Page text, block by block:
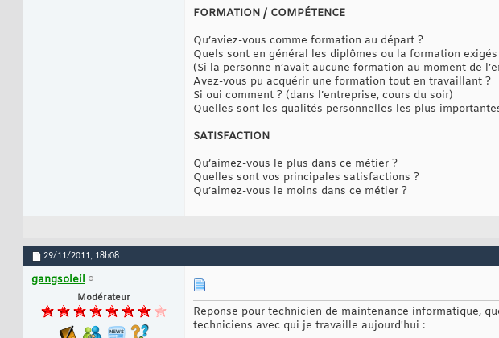
FORMATION / COMPÉTENCE
Qu’aviez-vous comme formation au départ ?
Quels sont en général les diplômes ou la formation
(Si la personne n’avait aucune formation au moment de
Avez-vous pu acquérir une formation tout en travaillant ?
Si oui comment ? (dans l’entreprise, cours du soir)
Quelles sont les qualités personnelles les plus
SATISFACTION
Qu’aimez-vous le plus dans ce métier ?
Quelles sont vos principales satisfactions ?
Qu’aimez-vous le moins dans ce métier ?
29/11/2011, 18h08
gangsoleil
Modérateur
Reponse pour technicien de maintenance informatique,
techniciens avec qui je travaille aujourd'hui :